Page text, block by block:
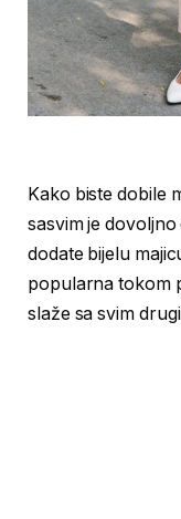
Kako biste dobile
sasvim je
dodate bijelu
popularna tokom
slaže sa svim